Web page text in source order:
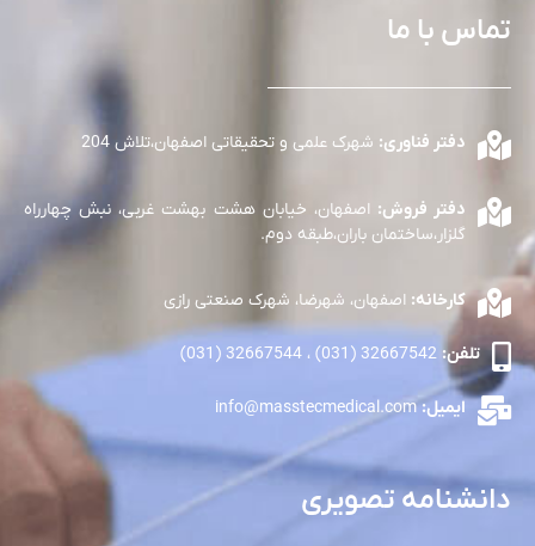
تماس با ما
دفتر فناوری: شهرک علمی و تحقیقاتی اصفهان،تلاش 204
دفتر فروش: اصفهان، خیابان هشت بهشت غربی، نبش چهارراه
گلزار،ساختمان باران،طبقه دوم.
کارخانه: اصفهان، شهرضا، شهرک صنعتی رازی
تلفن:
ایمیل:info@masstecmedical.com
دانشنامه تصویری